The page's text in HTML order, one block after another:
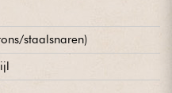
staalsnaren)